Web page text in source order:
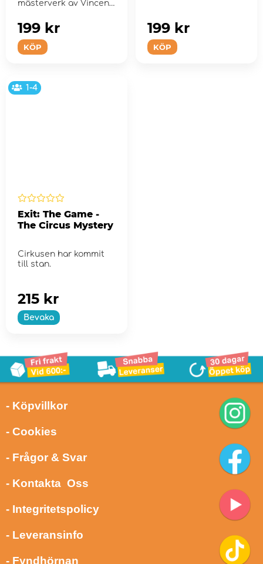
mästerverk av Vincent
KÖP
199 kr
KÖP
199 kr
1-4
Exit: The Game -
The Circus Mystery
Cirkusen har kommit
till stan.
Bevaka
215 kr
- Köpvillkor
- Cookies
- Frågor & Svar
- Kontakta Oss
- Integritetspolicy
- Leveransinfo
- Fyndhörnan